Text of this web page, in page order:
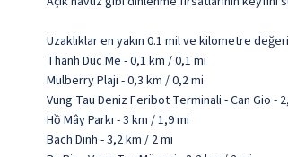
Uzaklıklar en yakın 0.1 mil ve kilometre
Thanh Duc Me - 0,1 km / 0,1 mi
Mulberry Plajı - 0,3 km / 0,2 mi
Vung Tau Deniz Feribot Terminali - Can Gio -
Hồ Mây Parkı - 3 km / 1,9 mi
Bach Dinh - 3,2 km / 2 mi